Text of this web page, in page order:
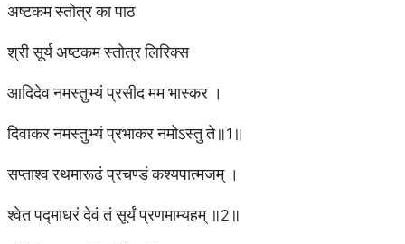
अष्टकम स्तोत्र का पाठ
श्री सूर्य अष्टकम स्तोत्र लिरिक्स
आदिदेव नमस्तुभ्यं प्रसीद मम भास्कर ।
दिवाकर नमस्तुभ्यं प्रभाकर नमोऽस्तु ते॥1॥
सप्ताश्व रथमारूढं प्रचण्डं कश्यपात्मजम् ।
श्वेत पद्माधरं देवं तं सूर्यं प्रणमाम्यहम् ॥2॥